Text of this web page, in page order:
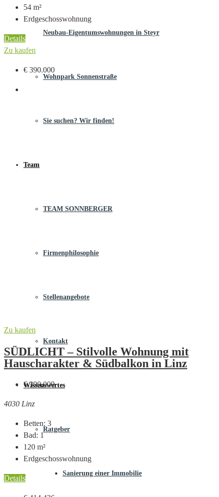
Neubau-Eigentumswohnungen in Steyr
Wohnpark Sonnenstraße
Sie suchen? Wir finden!
Team
TEAM SONNBERGER
Firmenphilosophie
Stellenangebote
Kontakt
Wissenswertes
Ratgeber
Sanierung einer Immobilie
54 m²
Erdgeschosswohnung
Details
Zu kaufen
€ 390.000
Zu kaufen
SÜDLICHT – Stilvolle Wohnung mit
Hauscharakter & Südbalkon in Linz
€ 390.000
4030 Linz
Betten: 3
Bad: 1
120 m²
Erdgeschosswohnung
Details